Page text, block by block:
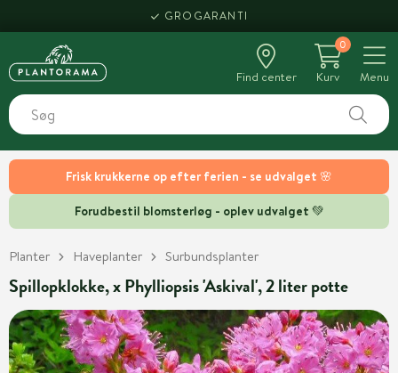
Frisk krukkerne op efter ferien - se udvalget 🌸
Forudbestil blomsterløg - oplev udvalget 💚
GROGARANTI
Find center
0
Kurv
Menu
Planter Haveplanter Surbundsplanter
Spillopklokke, x Phylliopsis 'Askival', 2 liter potte